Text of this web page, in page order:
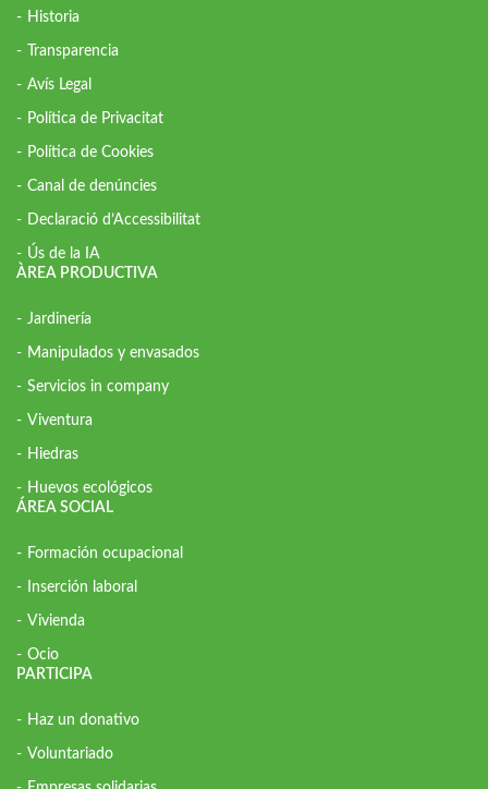
Historia
Transparencia
Avís Legal
Política de Privacitat
Política de Cookies
Canal de denúncies
Declaració d’Accessibilitat
Ús de la IA
ÀREA PRODUCTIVA
Jardinería
Manipulados y envasados
Servicios in company
Viventura
Hiedras
Huevos ecológicos
ÁREA SOCIAL
Formación ocupacional
Inserción laboral
Vivienda
Ocio
PARTICIPA
Haz un donativo
Voluntariado